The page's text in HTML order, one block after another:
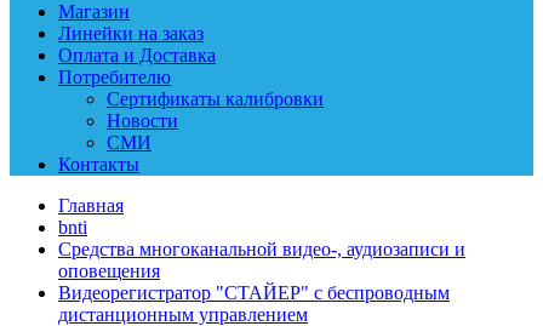
Магазин
Линейки на заказ
Оплата и Доставка
Потребителю
Сертификаты калибровки
Новости
СМИ
Контакты
Главная
bnti
Средства многоканальной видео-, аудиозаписи и
оповещения
Видеорегистратор "СТАЙЕР" с беспроводным
дистанционным управлением